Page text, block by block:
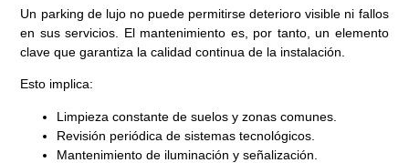
Un parking de lujo no puede permitirse deterioro visible ni fallos
en sus servicios. El mantenimiento es, por tanto, un elemento
clave que garantiza la calidad continua de la instalación.
Esto implica:
Limpieza constante de suelos y zonas comunes.
Revisión periódica de sistemas tecnológicos.
Mantenimiento de iluminación y señalización.